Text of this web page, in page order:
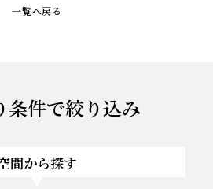
一覧へ戻る
条件で絞り込み
間から探す